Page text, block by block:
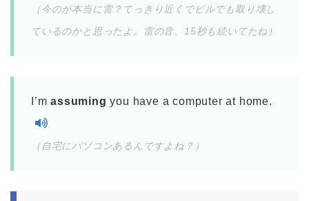
（今のが本当に雷？てっきり近くでビルでも取り壊し
ているのかと思ったよ。雷の音、15秒も続いてたね）
I’massuming you have a computer at home.
（自宅にパソコンあるんですよね？）